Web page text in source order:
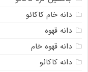
دانه خام کاکائو
دانه قهوه
دانه قهوه خام
دانه کاکائو